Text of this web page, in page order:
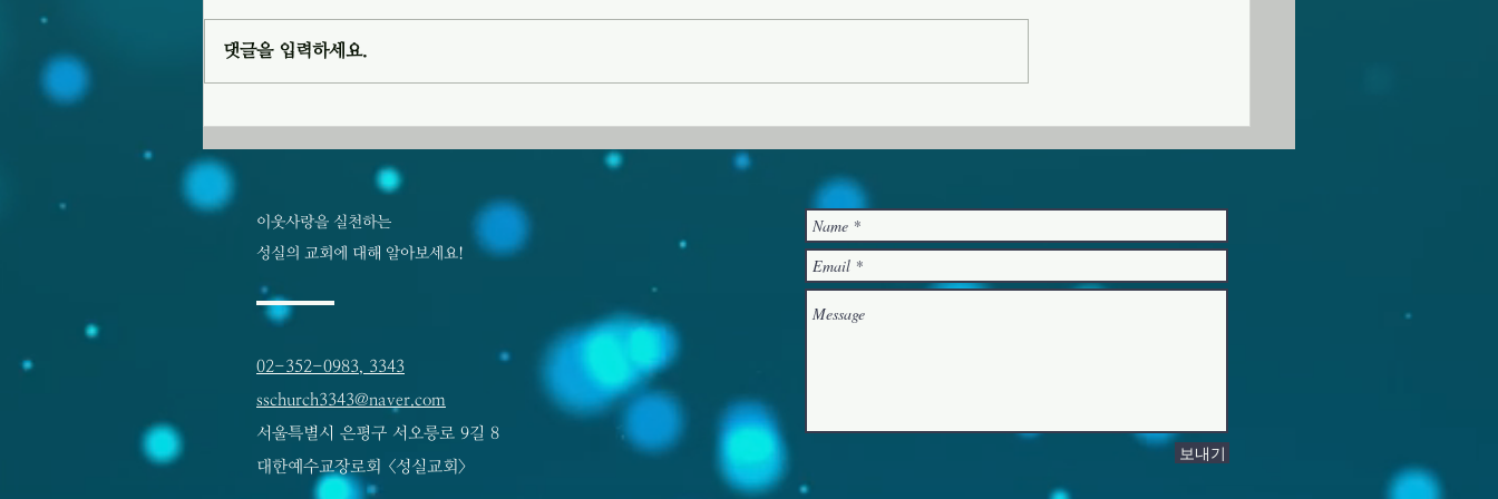
다. 3. 다음 주일(8월 16일)에는 목
장별 목장 모임이 있습니다. 4. 교회
실 분은 담임 목사님에게 문의하시
기 바랍니다. 5, 성
호에서 운영위원회 모임이 있습니
를 편성하고자 합니다. 관심이 있거
나 동참하실 분은 담임 목사님에게
배당에서 있습니다. 성도님들의 많
현
댓글을 입력하세요.
이웃사랑을 실천하는
성실의 교회에 대해 알아보세요!
02-352-0983, 3343
sschurch3343@naver.com
서울특별시 은평구 서오릉로 9길 8
​대한예수교장로회 <성실교회>
보내기